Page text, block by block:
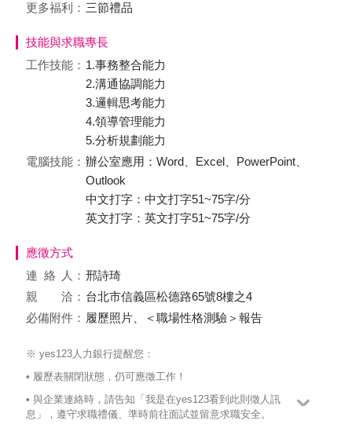
更多福利： 三節禮品
技能與求職專長
工作技能： 1.事務整合能力
2.溝通協調能力
3.邏輯思考能力
4.領導管理能力
5.分析規劃能力
電腦技能： 辦公室應用：Word、Excel、PowerPoint、
Outlook
中文打字：中文打字51~75字/分
英文打字：英文打字51~75字/分
應徵方式
連絡
人： 邢詩琦
親 洽： 台北市信義區松德路65號8樓之4
必備附件： 履歷照片、＜職場性格測驗＞報告
※ yes123人力銀行提醒您：
• 履歷表關閉狀態，仍可應徵工作！
• 與企業連絡時，請告知「我是在yes123看到此則徵人訊
息」，遵守求職禮儀、準時前往面試並留意求職安全。